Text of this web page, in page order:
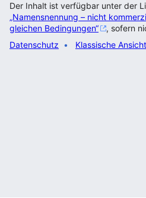
Der Inhalt ist verfügbar unter der
„Namensnennung – nicht
gleichen Bedingungen“
, sofern
Datenschutz
Klassische Ansicht